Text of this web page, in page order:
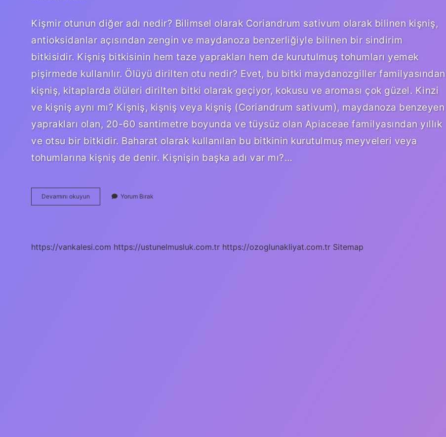
Kişmir otunun diğer adı nedir? Bilimsel olarak Coriandrum sativum olarak bilinen kişniş,
antioksidanlar açısından zengin ve maydanoza benzerliğiyle bilinen bir sindirim
bitkisidir. Kişniş bitkisinin hem taze yaprakları hem de kurutulmuş tohumları yemek
pişirmede kullanılır. Ölüyü dirilten otu nedir? Evet, bu bitki maydanozgiller familyasından
kişniş, kitaplarda ölüleri dirilten bitki olarak geçiyor, kokusu ve aroması çok güzel. Kinzi
ve kişniş aynı mı? Kişniş, kişniş veya kişniş (Coriandrum sativum), maydanoza benzeyen
yaprakları olan, 20-60 santimetre boyunda ve tüysüz olan Apiaceae familyasından yıllık
ve otsu bir bitkidir. Baharat olarak kullanılan bu bitkinin kurutulmuş meyveleri veya
tohumlarına kişniş de denir. Kişnişin başka adı var mı?…
Devamını okuyun
Mi
Yorum Bırak
https://vankalesi.com https://ustunelmusluk.com.tr https://ozoglunakliyat.com.tr Sitemap